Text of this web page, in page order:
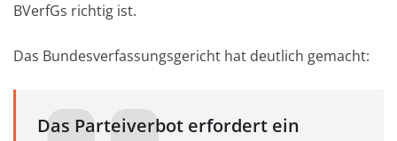
BVerfGs richtig ist.
Das Bundesverfassungsgericht hat deutlich gemacht:
Das Parteiverbot erfordert ein